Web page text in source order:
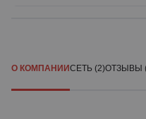
О КОМПАНИИСЕТЬ (2)ОТЗЫВЫ